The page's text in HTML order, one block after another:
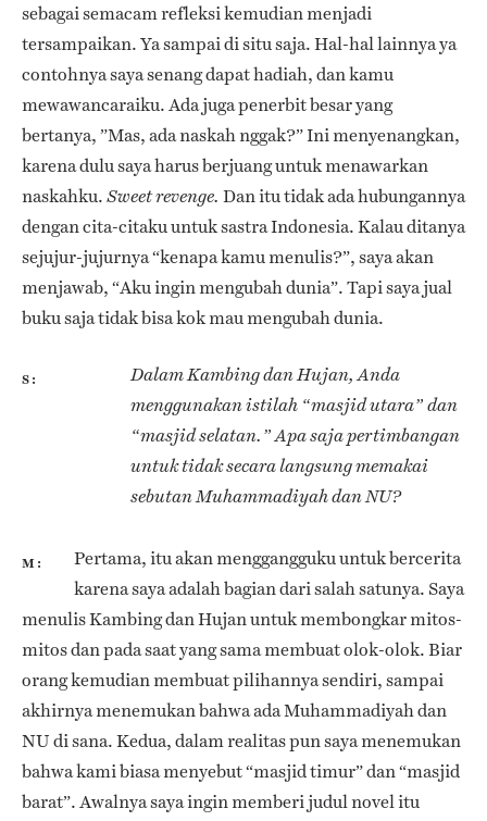
sebagai semacam refleksi kemudian menjadi
tersampaikan. Ya sampai di situ saja. Hal-hal lainnya ya
contohnya saya senang dapat hadiah, dan kamu
mewawancaraiku. Ada juga penerbit besar yang
bertanya, ”Mas, ada naskah nggak?” Ini menyenangkan,
karena dulu saya harus berjuang untuk menawarkan
naskahku. Sweet revenge. Dan itu tidak ada hubungannya
dengan cita-citaku untuk sastra Indonesia. Kalau ditanya
sejujur-jujurnya “kenapa kamu menulis?”, saya akan
menjawab, “Aku ingin mengubah dunia”. Tapi saya jual
buku saja tidak bisa kok mau mengubah dunia.
S
Dalam Kambing dan Hujan, Anda
menggunakan istilah “masjid utara” dan
“masjid selatan.” Apa saja pertimbangan
untuk tidak secara langsung memakai
sebutan Muhammadiyah dan NU?
M
Pertama, itu akan menggangguku untuk bercerita
karena saya adalah bagian dari salah satunya. Saya
menulis Kambing dan Hujan untuk membongkar mitos-
mitos dan pada saat yang sama membuat olok-olok. Biar
orang kemudian membuat pilihannya sendiri, sampai
akhirnya menemukan bahwa ada Muhammadiyah dan
NU di sana. Kedua, dalam realitas pun saya menemukan
bahwa kami biasa menyebut “masjid timur” dan “masjid
barat”. Awalnya saya ingin memberi judul novel itu